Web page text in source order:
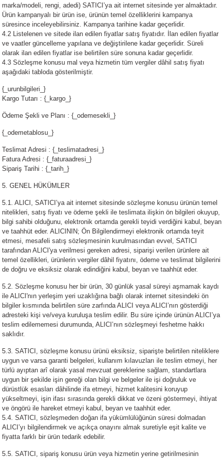
Çikolata
ve Ezmeler
-Sabunlar
marka/modeli, rengi, adedi) SATICI’ya ait internet sitesinde yer almaktadır.
Ürün kampanyalı bir ürün ise, ürünün temel özelliklerini kampanya
süresince inceleyebilirsiniz. Kampanya tarihine kadar geçerlidir.
4.2 Listelenen ve sitede ilan edilen fiyatlar satış fiyatıdır. İlan edilen fiyatlar
ve vaatler güncelleme yapılana ve değiştirilene kadar geçerlidir. Süreli
olarak ilan edilen fiyatlar ise belirtilen süre sonuna kadar geçerlidir.
4.3 Sözleşme konusu mal veya hizmetin tüm vergiler dâhil satış fiyatı
aşağıdaki tabloda gösterilmiştir.
{_urunbilgileri_}
Kargo Tutarı : {_kargo_}
Ödeme Şekli ve Planı : {_odemesekli_}
{_odemetablosu_}
Teslimat Adresi : {_teslimatadresi_}
Fatura Adresi : {_faturaadresi_}
Sipariş Tarihi : {_tarih_}
5. GENEL HÜKÜMLER
5.1. ALICI, SATICI’ya ait internet sitesinde sözleşme konusu ürünün temel
nitelikleri, satış fiyatı ve ödeme şekli ile teslimata ilişkin ön bilgileri okuyup,
bilgi sahibi olduğunu, elektronik ortamda gerekli teyidi verdiğini kabul, beyan
ve taahhüt eder. ALICININ; Ön Bilgilendirmeyi elektronik ortamda teyit
etmesi, mesafeli satış sözleşmesinin kurulmasından evvel, SATICI
tarafından ALICI'ya verilmesi gereken adresi, siparişi verilen ürünlere ait
temel özellikleri, ürünlerin vergiler dâhil fiyatını, ödeme ve teslimat bilgilerini
de doğru ve eksiksiz olarak edindiğini kabul, beyan ve taahhüt eder.
5.2. Sözleşme konusu her bir ürün, 30 günlük yasal süreyi aşmamak kaydı
ile ALICI'nın yerleşim yeri uzaklığına bağlı olarak internet sitesindeki ön
bilgiler kısmında belirtilen süre zarfında ALICI veya ALICI’nın gösterdiği
adresteki kişi ve/veya kuruluşa teslim edilir. Bu süre içinde ürünün ALICI’ya
teslim edilememesi durumunda, ALICI’nın sözleşmeyi feshetme hakkı
saklıdır.
5.3. SATICI, sözleşme konusu ürünü eksiksiz, siparişte belirtilen niteliklere
uygun ve varsa garanti belgeleri, kullanım kılavuzları ile teslim etmeyi, her
türlü ayıptan arî olarak yasal mevzuat gereklerine sağlam, standartlara
uygun bir şekilde işin gereği olan bilgi ve belgeler ile işi doğruluk ve
dürüstlük esasları dâhilinde ifa etmeyi, hizmet kalitesini koruyup
yükseltmeyi, işin ifası sırasında gerekli dikkat ve özeni göstermeyi, ihtiyat
ve öngörü ile hareket etmeyi kabul, beyan ve taahhüt eder.
5.4. SATICI, sözleşmeden doğan ifa yükümlülüğünün süresi dolmadan
ALICI’yı bilgilendirmek ve açıkça onayını almak suretiyle eşit kalite ve
fiyatta farklı bir ürün tedarik edebilir.
5.5. SATICI, sipariş konusu ürün veya hizmetin yerine getirilmesinin